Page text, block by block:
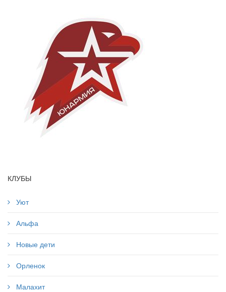
КЛУБЫ
Уют
Альфа
Новые дети
Орленок
Малахит